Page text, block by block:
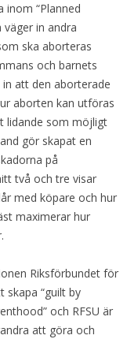
inom “Planned
in andra
ska aborteras
och barnets
att den aborterade
aborten kan utföras
lidande som möjligt
gör skapat en
på
två och tre visar
med köpare och hur
maximerar hur
Riksförbundet för
skapa “guilt by
och RFSU är
att göra och